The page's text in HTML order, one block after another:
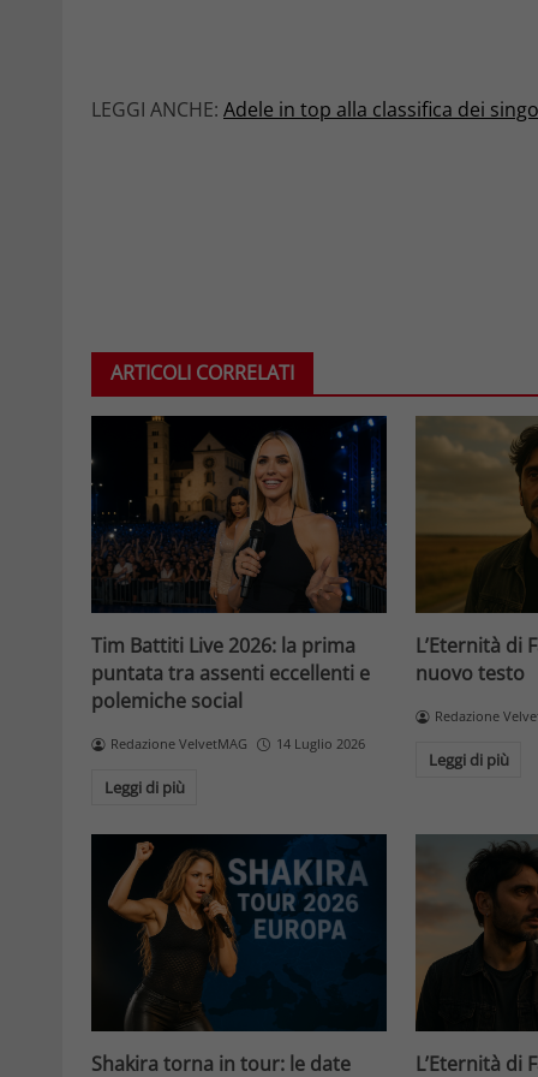
LEGGI ANCHE: Adele in top alla classifica dei
ARTICOLI CORRELATI
Tim Battiti Live 2026: la prima
puntata tra assenti eccellenti e
polemiche social
Redazione VelvetMAG 14 Luglio 2026
Leggi di più
L’Eternità di
nuovo testo
Redazione
Leggi di più
Shakira torna in tour: le date L’Eternità di